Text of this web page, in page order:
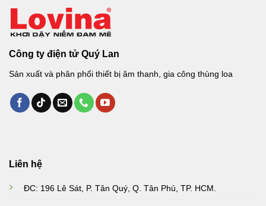
Công ty điện tử Quý Lan
Sản xuất và phân phối thiết bị âm thanh, gia công thùng loa
Liên hệ
ĐC: 196 Lê Sát, P. Tân Quý, Q. Tân Phú, TP. HCM.